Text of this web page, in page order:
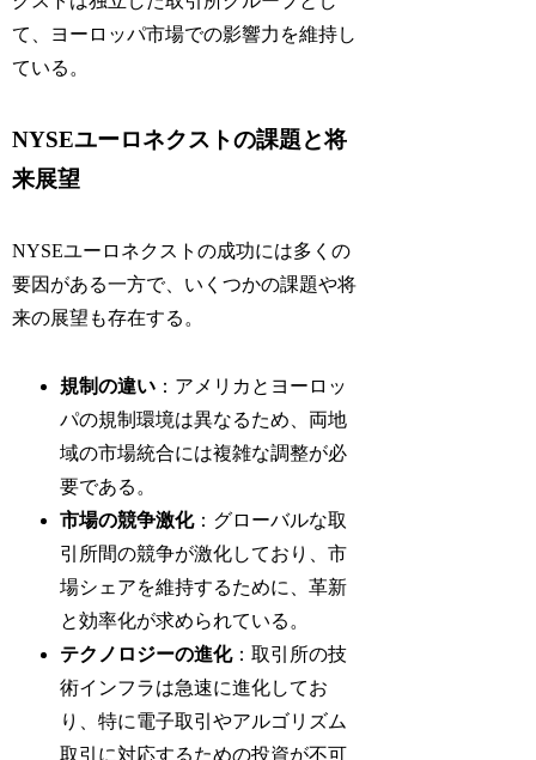
て、ヨーロッパ市場での影響力を維持し
ている。
NYSEユーロネクストの課題と将
来展望
NYSEユーロネクストの成功には多くの
要因がある一方で、いくつかの課題や将
来の展望も存在する。
規制の違い ：アメリカとヨーロッ
パの規制環境は異なるため、両地
域の市場統合には複雑な調整が必
要である。
市場の競争激化：グローバルな取
引所間の競争が激化しており、市
場シェアを維持するために、革新
と効率化が求められている。
テクノロジーの進化：取引所の技
術インフラは急速に進化してお
り、特に電子取引やアルゴリズム
取引に対応するための投資が不可